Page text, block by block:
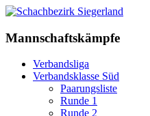
Mannschaftskämpfe
Verbandsliga
Verbandsklasse Süd
Paarungsliste
Runde 1
Runde 2